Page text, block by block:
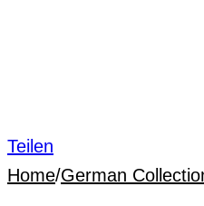
Teilen
Home/German